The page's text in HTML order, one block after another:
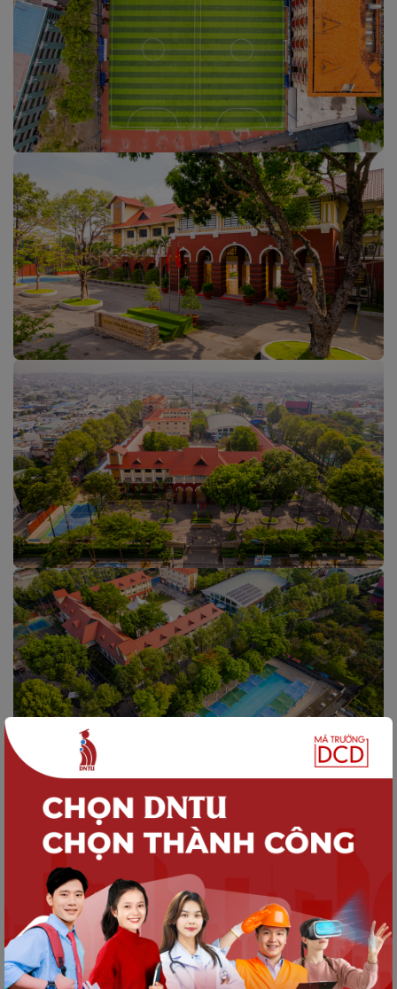
Chính sách học bổng hấp dẫn
DNTU mang đến cơ hội học tập không lo chi phí
với gói học bổng bao gồm:
- Chính sách học bổng cho tân sinh viên:
+ Giảm 20% học phí trong suốt 4 năm cho Tân
sinh viên Nam ngành Điều dưỡng và Tân sinh
viên Nữ khối ngành Công nghệ/Kỹ thuật
+ Khối ngành Công nghệ/Kỹ thuật: Công chế tạo